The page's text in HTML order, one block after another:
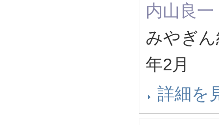
内山良一
みやぎ
年2月
詳細を